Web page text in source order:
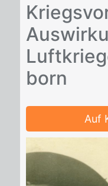
born
Auf